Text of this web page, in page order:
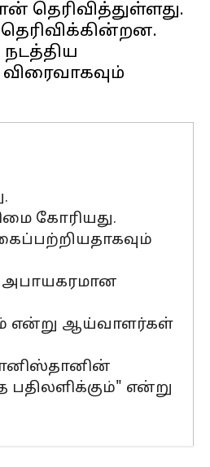
கோரியது.
அபாயகரமான
என்று ஆய்வாளர்கள்
என்று